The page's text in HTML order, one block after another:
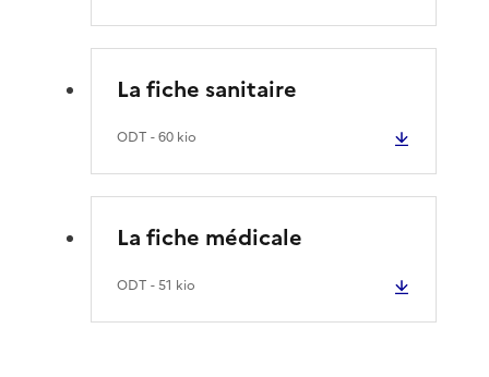
La fiche sanitaire
ODT - 60 kio
La fiche médicale
ODT - 51 kio